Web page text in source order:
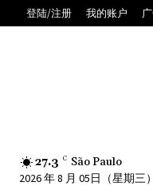
登陆/注册 我的账户
27.3 C São Paulo
2026 年 8 月 05日（星期三）